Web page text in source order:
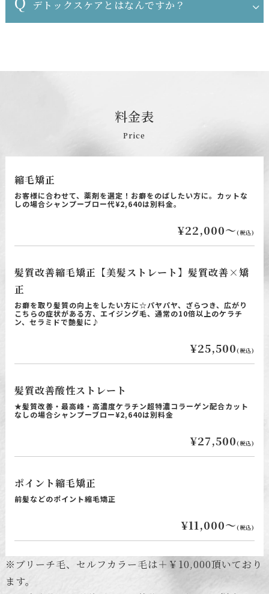
デトックスケアとはなんですか？
料金表
Price
縮毛矯正
お客様に合わせて、薬剤を選定！お癖をのばしたい方に。カットな
しの場合シャンプーブロー代¥2,640は別料金。
¥22,000～(税込)
髪質改善縮毛矯正【美髪ストレート】髪質改善×矯
正
お癖を取り髪質の向上をしたい方に☆パヤパヤ、ざらつき、広がり
こちらの症状がある方、エイジング毛、通常の10倍以上のケラチ
ン、セラミドで艶髪に♪
¥25,500(税込)
髪質改善酸性ストレート
★髪質改善・最高峰・高濃度ケラチン超特濃コラーゲン配合カット
なしの場合シャンプーブロー¥2,640は別料金
¥27,500(税込)
ポイント縮毛矯正
前髪などのポイント縮毛矯正
¥11,000～(税込)
※ブリーチ毛、セルフカラー毛は＋￥10,000頂いており
ます。